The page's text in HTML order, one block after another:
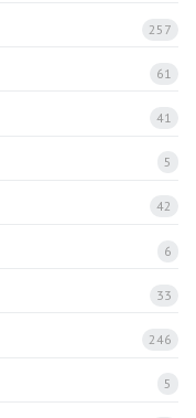
257
61
41
5
42
6
33
246
5